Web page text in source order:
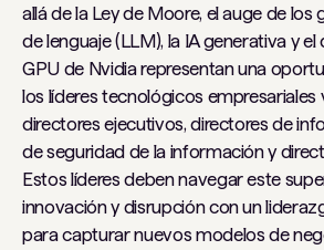
allá de la Ley de Moore, el auge de
de lenguaje (LLM), la IA generativa y
GPU de Nvidia representan una
los líderes tecnológicos empresariales
directores ejecutivos, directores de
de seguridad de la información y
Estos líderes deben navegar este
innovación y disrupción con un
para capturar nuevos modelos de